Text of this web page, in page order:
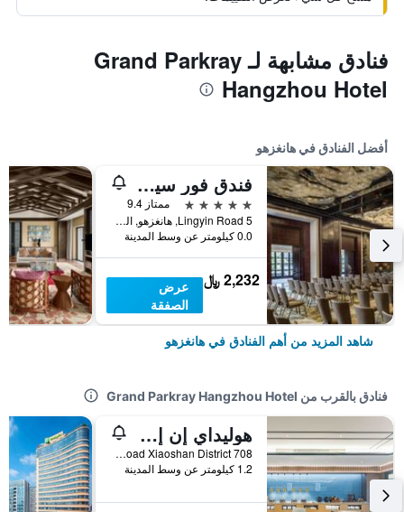
فنادق مشابهة لـ Grand Parkray
Hangzhou Hotel
أفضل الفنادق في هانغزهو
فندق فور سيزونز هانغتشو آت ويست ليك
5 نجوم
ممتاز 9.4
5 Lingyin Road, هانغزهو, الصين
0.0 كيلومتر عن وسط المدينة
2,232 ﷼
عرض
الصفقة
شاهد المزيد من أهم الفنادق في هانغزهو
فنادق بالقرب من Grand Parkray Hangzhou Hotel
هوليداي إن إكسبرس هانجتشو تشيانجيانغ سينشاريسيتي باي آيتش جي
708 Shixin North Road Xiaoshan District, هانغزهو, الصين
1.2 كيلومتر عن وسط المدينة